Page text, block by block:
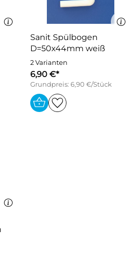
Sanit Spülbogen
D=50x44mm weiß
2 Varianten
6,90 €*
Grundpreis: 6,90 €/Stück